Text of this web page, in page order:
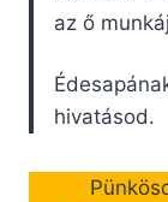
az ő
hivatásod.